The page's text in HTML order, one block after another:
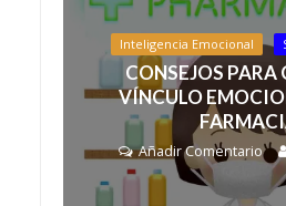
Inteligencia Emocional
CONSEJOS PARA
VÍNCULO
Añadir Comentario